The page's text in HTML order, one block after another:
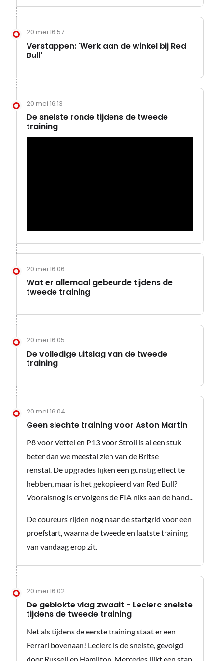
20 mei 16:57
Verstappen: 'Werk aan de winkel bij Red
Bull'
20 mei 16:13
De snelste ronde tijdens de tweede
training
20 mei 16:06
Wat er allemaal gebeurde tijdens de
tweede training
20 mei 16:05
De volledige uitslag van de tweede
training
20 mei 16:04
Geen slechte training voor Aston Martin
P8 voor Vettel en P13 voor Stroll is al een stuk
beter dan we meestal zien van de Britse
renstal. De upgrades lijken een gunstig effect te
hebben, maar is het gekopieerd van Red Bull?
Vooralsnog is er volgens de FIA niks aan de hand...
De coureurs rijden nog naar de startgrid voor een
proefstart, waarna de tweede en laatste training
van vandaag erop zit.
20 mei 16:02
De geblokte vlag zwaait - Leclerc snelste
tijdens de tweede training
Net als tijdens de eerste training staat er een
Ferrari bovenaan! Leclerc is de snelste, gevolgd
door Russell en Hamilton. Mercedes lijkt een stap